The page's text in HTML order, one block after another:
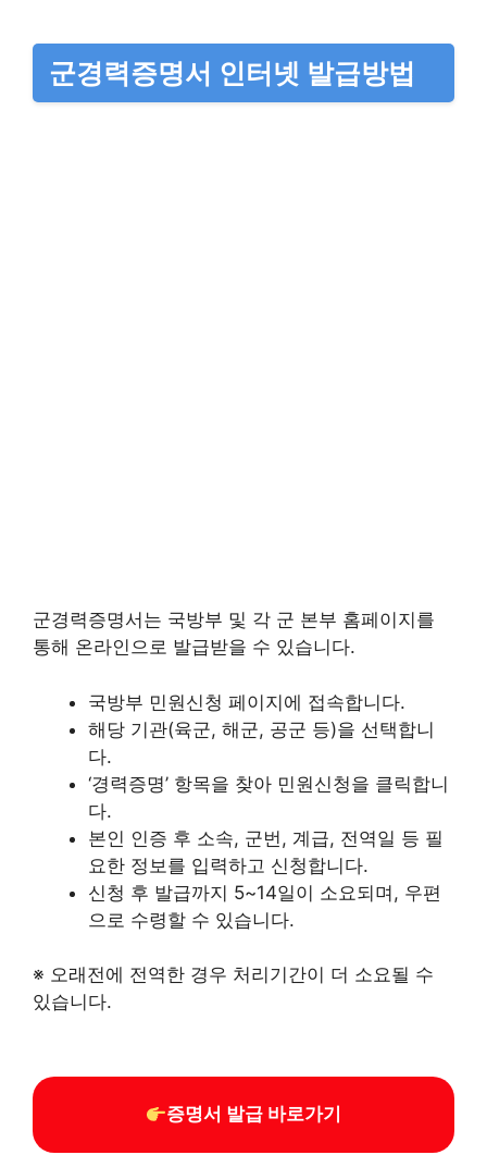
군경력증명서 인터넷 발급방법
군경력증명서는 국방부 및 각 군 본부 홈페이지를
통해 온라인으로 발급받을 수 있습니다.​
국방부 민원신청 페이지에 접속합니다.
해당 기관(육군, 해군, 공군 등)을 선택합니
다.​
‘경력증명’ 항목을 찾아 민원신청을 클릭합니
다.​
본인 인증 후 소속, 군번, 계급, 전역일 등 필
요한 정보를 입력하고 신청합니다.​
신청 후 발급까지 5~14일이 소요되며, 우편
으로 수령할 수 있습니다. ​
※ 오래전에 전역한 경우 처리기간이 더 소요될 수
있습니다.
증명서 발급 바로가기